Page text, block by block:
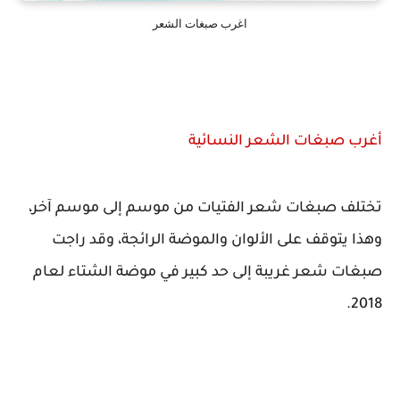
اغرب صبغات الشعر
أغرب صبغات الشعر النسائية
تختلف صبغات شعر الفتيات من موسم إلى موسم آخر،
وهذا يتوقف على الألوان والموضة الرائجة، وقد راجت
صبغات شعر غريبة إلى حد كبير في موضة الشتاء لعام
2018.